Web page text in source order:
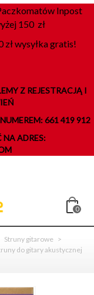
Inpost
150 zł
wysyłka gratis!
Z REJESTRACJĄ I
661 419 912
ADRES:
0
Struny gitarowe >
do gitary akustycznej